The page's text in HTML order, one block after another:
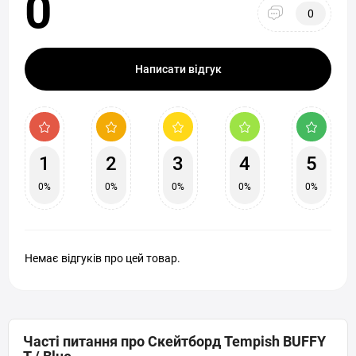
0 0
Написати відгук
1
0%
2
0%
3
0%
4
0%
5
0%
Немає відгуків про цей товар.
Часті питання про Скейтборд Tempish BUFFY